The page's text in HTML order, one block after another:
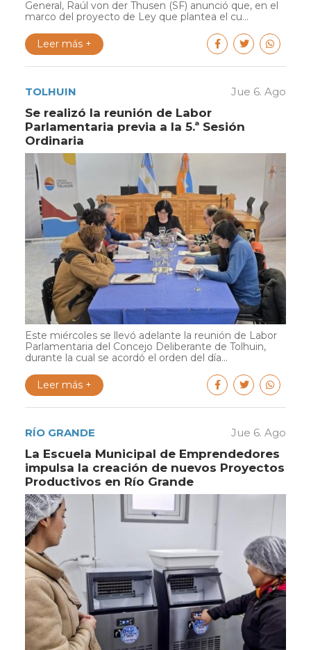
General, Raúl von der Thusen (SF) anunció que, en el
marco del proyecto de Ley que plantea el cu...
Leer más +
TOLHUIN Jue 6. Ago
Se realizó la reunión de Labor
Parlamentaria previa a la 5.ª Sesión
Ordinaria
Este miércoles se llevó adelante la reunión de Labor
Parlamentaria del Concejo Deliberante de Tolhuin,
durante la cual se acordó el orden del día...
Leer más +
RÍO GRANDE Jue 6. Ago
La Escuela Municipal de Emprendedores
impulsa la creación de nuevos Proyectos
Productivos en Río Grande